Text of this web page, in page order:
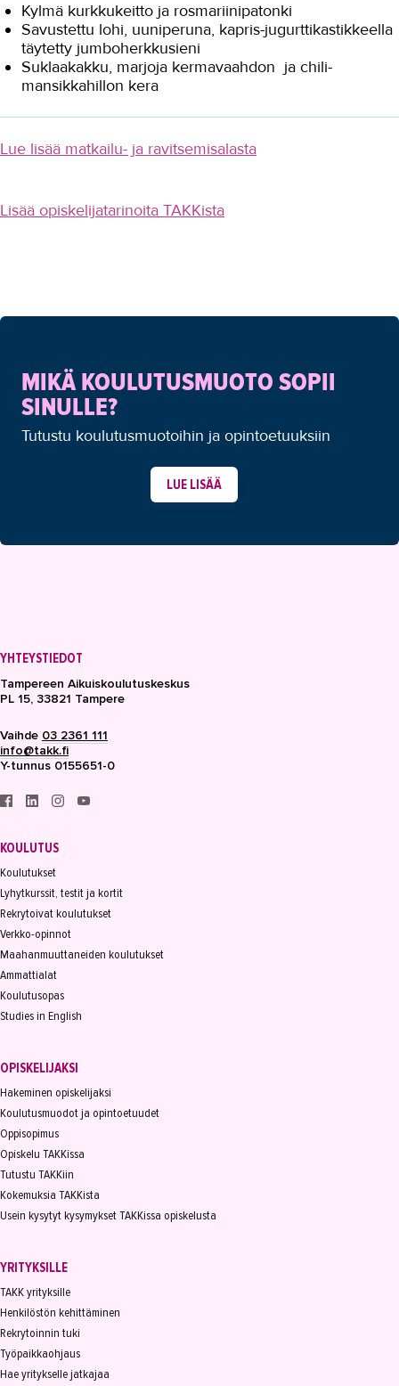
Kylmä kurkkukeitto ja rosmariinipatonki
Savustettu lohi, uuniperuna, kapris-jugurttikastikkeella
täytetty jumboherkkusieni
Suklaakakku, marjoja kermavaahdon ja chili-
mansikkahillon kera
Lue lisää matkailu- ja ravitsemisalasta
Lisää opiskelijatarinoita TAKKista
MIKÄ KOULUTUSMUOTO SOPII
SINULLE?
Tutustu koulutusmuotoihin ja opintoetuuksiin
LUE LISÄÄ
YHTEYSTIEDOT
Tampereen Aikuiskoulutuskeskus
PL 15, 33821 Tampere
Vaihde 03 2361 111
info@takk.fi
Y-tunnus 0155651-0
KOULUTUS
Koulutukset
Lyhytkurssit, testit ja kortit
Rekrytoivat koulutukset
Verkko-opinnot
Maahanmuuttaneiden koulutukset
Ammattialat
Koulutusopas
Studies in English
OPISKELIJAKSI
Hakeminen opiskelijaksi
Koulutusmuodot ja opintoetuudet
Oppisopimus
Opiskelu TAKKissa
Tutustu TAKKiin
Kokemuksia TAKKista
Usein kysytyt kysymykset TAKKissa opiskelusta
YRITYKSILLE
TAKK yrityksille
Henkilöstön kehittäminen
Rekrytoinnin tuki
Työpaikkaohjaus
Hae yritykselle jatkajaa